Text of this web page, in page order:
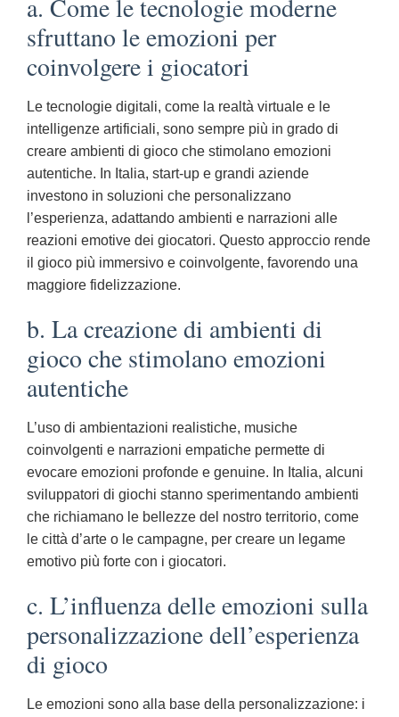
sfruttano le emozioni per
coinvolgere i giocatori
Le tecnologie digitali, come la realtà virtuale e le
intelligenze artificiali, sono sempre più in grado di
creare ambienti di gioco che stimolano emozioni
autentiche. In Italia, start-up e grandi aziende
investono in soluzioni che personalizzano
l’esperienza, adattando ambienti e narrazioni alle
reazioni emotive dei giocatori. Questo approccio rende
il gioco più immersivo e coinvolgente, favorendo una
maggiore fidelizzazione.
b. La creazione di ambienti di
gioco che stimolano emozioni
autentiche
L’uso di ambientazioni realistiche, musiche
coinvolgenti e narrazioni empatiche permette di
evocare emozioni profonde e genuine. In Italia, alcuni
sviluppatori di giochi stanno sperimentando ambienti
che richiamano le bellezze del nostro territorio, come
le città d’arte o le campagne, per creare un legame
emotivo più forte con i giocatori.
c. L’influenza delle emozioni sulla
personalizzazione dell’esperienza
di gioco
Le emozioni sono alla base della personalizzazione: i